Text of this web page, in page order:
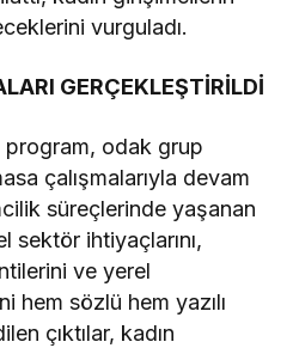
vurguladı.
GERÇEKLEŞTİRİLDİ
program, odak grup
çalışmalarıyla devam
süreçlerinde yaşanan
sektör ihtiyaçlarını,
ve yerel
hem sözlü hem yazılı
çıktılar, kadın